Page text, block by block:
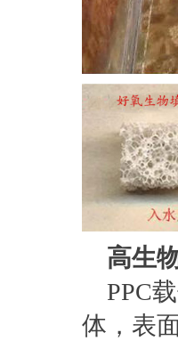
高生
PPC
体，表